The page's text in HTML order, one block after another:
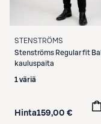
STENSTRÖMS
Stenströms Regular fit
kauluspaita
1 väriä
Hinta159,00 €